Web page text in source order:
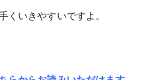
くいきやすいですよ。